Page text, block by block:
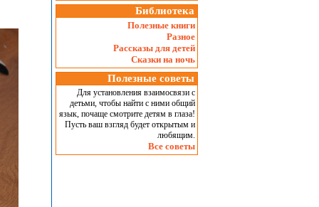
Библиотека
Полезные книги
Разное
Рассказы для детей
Сказки на ночь
Полезные советы
Для установления взаимосвязи с
детьми, чтобы найти с ними общий
язык, почаще смотрите детям в глаза!
Пусть ваш взгляд будет открытым и
любящим.
Все советы